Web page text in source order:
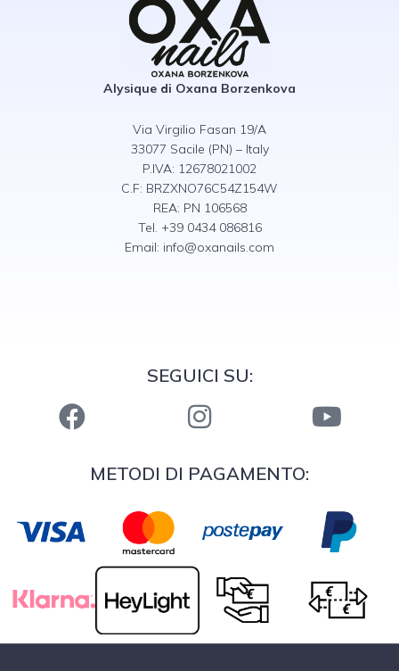
Alysique di Oxana Borzenkova
Via Virgilio Fasan 19/A
33077 Sacile (PN) – Italy
P.IVA: 12678021002
C.F: BRZXNO76C54Z154W
REA: PN 106568
Tel. +39 0434 086816
Email: info@oxanails.com
SEGUICI SU:
METODI DI PAGAMENTO: